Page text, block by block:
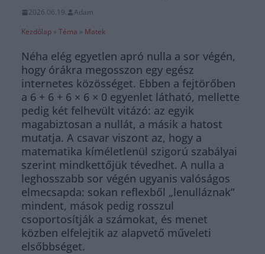
2026.06.19.
Adam
Kezdőlap » Téma » Matek
Néha elég egyetlen apró nulla a sor végén,
hogy órákra megosszon egy egész
internetes közösséget. Ebben a fejtörőben
a 6 + 6 + 6 × 6 × 0 egyenlet látható, mellette
pedig két felhevült vitázó: az egyik
magabiztosan a nullát, a másik a hatost
mutatja. A csavar viszont az, hogy a
matematika kíméletlenül szigorú szabályai
szerint mindkettőjük tévedhet. A nulla a
leghosszabb sor végén ugyanis valóságos
elmecsapda: sokan reflexből „lenulláznak”
mindent, mások pedig rosszul
csoportosítják a számokat, és menet
közben elfelejtik az alapvető műveleti
elsőbbséget.